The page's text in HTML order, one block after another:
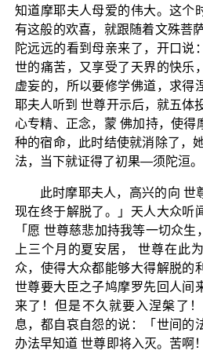
知道摩耶夫人母爱的伟大。这个
有这般的欢喜，就跟随着文殊菩
陀远远的看到母亲来了，开口说
世的痛苦，又享受了天界的快乐
虚妄的，所以要修学佛道，求得
耶夫人听到 世尊开示后，就五体
心专精、正念，蒙 佛加持，使得
种的宿命，此时结使就消除了，
法，当下就证得了初果—须陀洹。
此时摩耶夫人，高兴的向 世
现在终于解脱了。」天人大众听
「愿 世尊慈悲加持我等一切众
上三个月的夏安居， 世尊在此
众，使得大众都能够大得解脱的
世尊要大臣之子鸠摩罗先回人间
来了！但是不久就要入涅槃了
息，都自哀自怨的说：「世间的
办法早知道 世尊即将入灭。苦啊